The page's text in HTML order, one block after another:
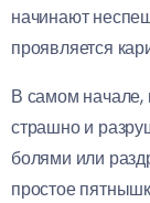
начинают
проявляется
В самом начале,
страшно и
болями или
простое